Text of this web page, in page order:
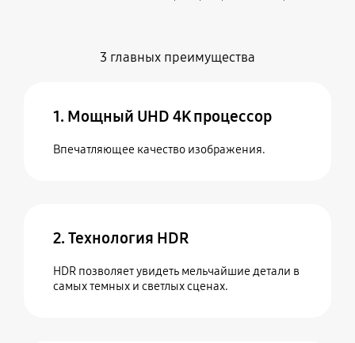
3 главных преимущества
1. Мощный UHD 4K процессор
Впечатляющее качество изображения.
2. Технология HDR
HDR позволяет увидеть мельчайшие детали в
самых темных и светлых сценах.